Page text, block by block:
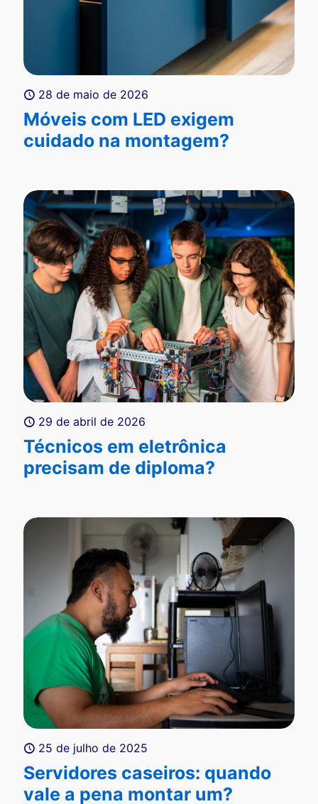
28 de maio de 2026
Móveis com LED exigem
cuidado na montagem?
29 de abril de 2026
Técnicos em eletrônica
precisam de diploma?
25 de julho de 2025
Servidores caseiros: quando
vale a pena montar um?